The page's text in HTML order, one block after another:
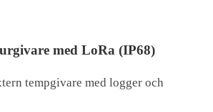
med LoRa (IP68)
tempgivare med logger och